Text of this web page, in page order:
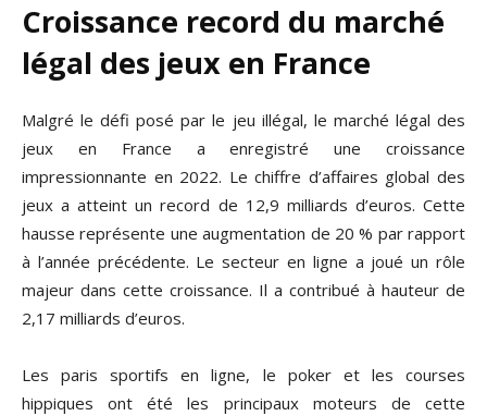
Croissance record du marché
légal des jeux en France
Malgré le défi posé par le jeu illégal, le marché légal des
jeux en France a enregistré une croissance
impressionnante en 2022. Le chiffre d’affaires global des
jeux a atteint un record de 12,9 milliards d’euros. Cette
hausse représente une augmentation de 20 % par rapport
à l’année précédente. Le secteur en ligne a joué un rôle
majeur dans cette croissance. Il a contribué à hauteur de
2,17 milliards d’euros.
Les paris sportifs en ligne, le poker et les courses
hippiques ont été les principaux moteurs de cette